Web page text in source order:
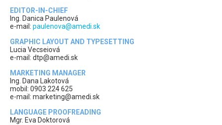
EDITOR-IN-CHIEF
Ing. Danica Paulenová
e-mail: paulenova@amedi.sk
GRAPHIC LAYOUT AND TYPESETTING
Lucia Vecseiová
e-mail: dtp@amedi.sk
MARKETING MANAGER
Ing. Dana Lakotová
mobil: 0903 224 625
e-mail: marketing@amedi.sk
LANGUAGE PROOFREADING
Mgr. Eva Doktorová